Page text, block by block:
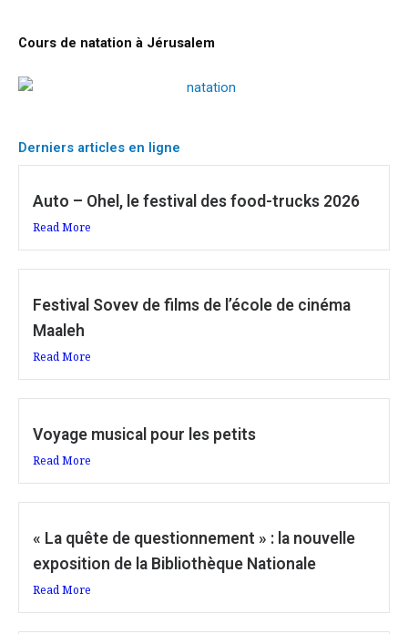
Cours de natation à Jérusalem
Derniers articles en ligne
Auto – Ohel, le festival des food-trucks 2026
Read More
Festival Sovev de films de l’école de cinéma
Maaleh
Read More
Voyage musical pour les petits
Read More
« La quête de questionnement » : la nouvelle
exposition de la Bibliothèque Nationale
Read More